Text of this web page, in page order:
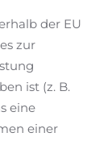
der EU
zur
ist (z. B.
eine
einer